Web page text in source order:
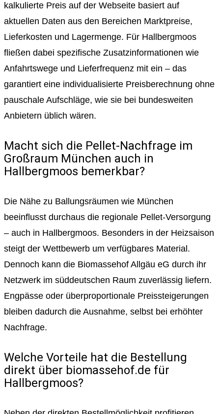
kalkulierte Preis auf der Webseite basiert auf
aktuellen Daten aus den Bereichen Marktpreise,
Lieferkosten und Lagermenge. Für Hallbergmoos
fließen dabei spezifische Zusatzinformationen wie
Anfahrtswege und Lieferfrequenz mit ein – das
garantiert eine individualisierte Preisberechnung ohne
pauschale Aufschläge, wie sie bei bundesweiten
Anbietern üblich wären.
Macht sich die Pellet-Nachfrage im
Großraum München auch in
Hallbergmoos bemerkbar?
Die Nähe zu Ballungsräumen wie München
beeinflusst durchaus die regionale Pellet-Versorgung
– auch in Hallbergmoos. Besonders in der Heizsaison
steigt der Wettbewerb um verfügbares Material.
Dennoch kann die Biomassehof Allgäu eG durch ihr
Netzwerk im süddeutschen Raum zuverlässig liefern.
Engpässe oder überproportionale Preissteigerungen
bleiben dadurch die Ausnahme, selbst bei erhöhter
Nachfrage.
Welche Vorteile hat die Bestellung
direkt über biomassehof.de für
Hallbergmoos?